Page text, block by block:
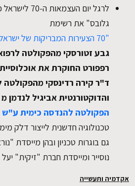
לרגל יום
גלובס" את רשימת
"70 הצעירות המבריקות של ישראל"
גבע זטורסקי מהפקולטה
רפפורט החוקרת את
ד"ר קירה רדינסקי מהפקולטה
והדוקטורנטית אביגיל לנדמן מ
הפקולטה להנדסה כימית ע"ש
טכנולוגיה חדשנית לייצור דלק
גם בוגרות טכניון ובהן מייסדת
נוסייר ומייסדת חברת "זיקית" יעל
אקדמיה ותעשייה